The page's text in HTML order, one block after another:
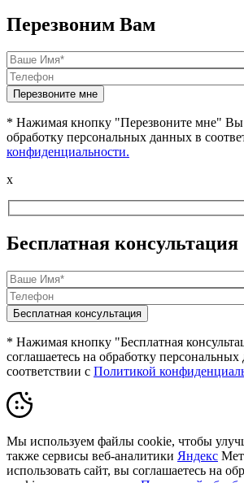
Перезвоним Вам
* Нажимая кнопку "Перезвоните мне" Вы
обработку персональных данных в
конфиденциальности.
x
Бесплатная консультация
* Нажимая кнопку "Бесплатная
соглашаетесь на обработку
соответствии с Политикой
Мы используем файлы cookie, чтобы
также сервисы веб-аналитики Яндекс
использовать сайт, вы соглашаетесь на